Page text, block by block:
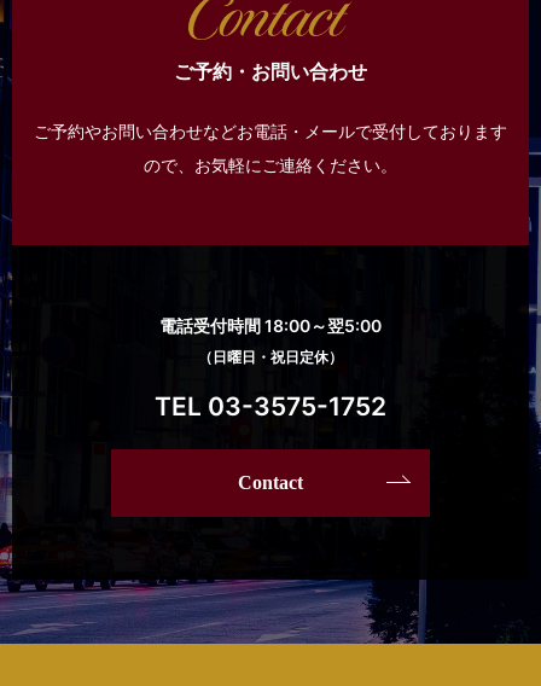
ご予約・お問い合わせ
ご予約やお問い合わせなどお電話・メールで受付しております
ので、 お気軽にご連絡ください。
電話受付時間 18:00～翌5:00
（日曜日・祝日定休）
TEL 03-3575-1752
Contact